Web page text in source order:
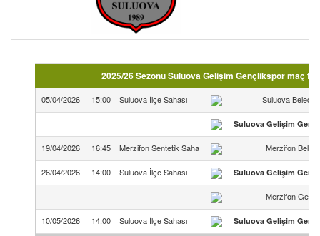
2025/26 Sezonu Suluova Gelişim Gençlikspor maç
05/04/2026 15:00 Suluova İlçe Sahası Suluova
Suluova Gelişim
19/04/2026 16:45 Merzifon Sentetik Saha Merzifon
26/04/2026 14:00 Suluova İlçe Sahası Suluova Gelişim
Merzifon
10/05/2026 14:00 Suluova İlçe Sahası Suluova Gelişim